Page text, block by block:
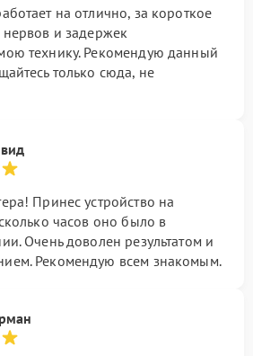
на отлично, за короткое
и задержек
технику. Рекомендую данный
только сюда, не
Принес устройство на
часов оно было в
Очень доволен результатом и
Рекомендую всем знакомым.